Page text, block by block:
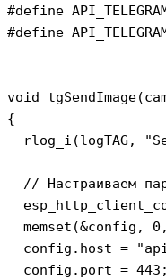
#define
#define
void
{
rlog_i(logTAG,
// Настраиваем
memset(&config,
config.host =
  config.port = 443;